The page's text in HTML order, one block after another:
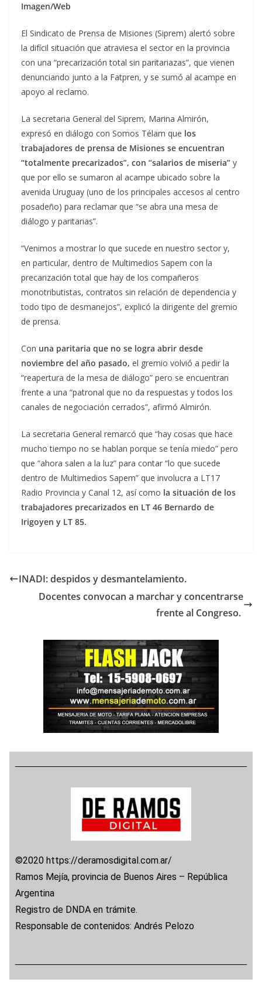
Imagen/Web
El Sindicato de Prensa de Misiones (Siprem) alertó sobre
la difícil situación que atraviesa el sector en la provincia
con una “precarización total sin paritariazas”, que vienen
denunciando junto a la Fatpren, y se sumó al acampe en
apoyo al reclamo.
La secretaria General del Siprem, Marina Almirón,
expresó en diálogo con Somos Télam que los
trabajadores de prensa de Misiones se encuentran
“totalmente precarizados”, con “salarios de miseria” y
que por ello se sumaron al acampe ubicado sobre la
avenida Uruguay (uno de los principales accesos al centro
posadeño) para reclamar que “se abra una mesa de
diálogo y paritarias”.
“Venimos a mostrar lo que sucede en nuestro sector y,
en particular, dentro de Multimedios Sapem con la
precarización total que hay de los compañeros
monotributistas, contratos sin relación de dependencia y
todo tipo de desmanejos”, explicó la dirigente del gremio
de prensa.
Con una paritaria que no se logra abrir desde
noviembre del año pasado, el gremio volvió a pedir la
“reapertura de la mesa de diálogo” pero se encuentran
frente a una “patronal que no da respuestas y todos los
canales de negociación cerrados”, afirmó Almirón.
La secretaria General remarcó que “hay cosas que hace
mucho tiempo no se hablan porque se tenía miedo” pero
que “ahora salen a la luz” para contar “lo que sucede
dentro de Multimedios Sapem” que involucra a LT17
Radio Provincia y Canal 12, así como la situación de los
trabajadores precarizados en LT 46 Bernardo de
Irigoyen y LT 85.
INADI: despidos y desmantelamiento.
Docentes convocan a marchar y concentrarse
frente al Congreso.
©2020 https://deramosdigital.com.ar/
Ramos Mejía, provincia de Buenos Aires – República
Argentina
Registro de DNDA en trámite.
Responsable de contenidos: Andrés Pelozo